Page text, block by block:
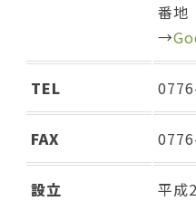
番地
→
TEL
FAX
設立 平成